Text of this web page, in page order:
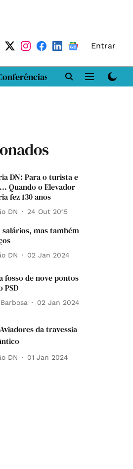
Entrar
DN LAB
DN: Para o turista e
Quando o Elevador
fez 130 anos
DN 24 Out 2015
salários, mas também
DN 02 Jan 2024
fosso de nove pontos
PSD
02 Jan 2024
da travessia
DN 01 Jan 2024